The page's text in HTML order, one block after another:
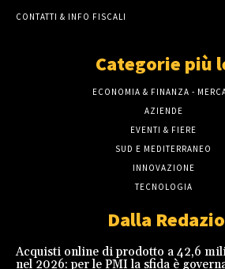
CONTATTI & INFO FISCALI
Categorie più
ECONOMIA & FINANZA -
AZIENDE
EVENTI & FIERE
SUD E MEDITERRANEO
INNOVAZIONE
TECNOLOGIA
Dalla
Acquisti online di prodotto a 42,6
nel 2026: per le PMI la sfida è